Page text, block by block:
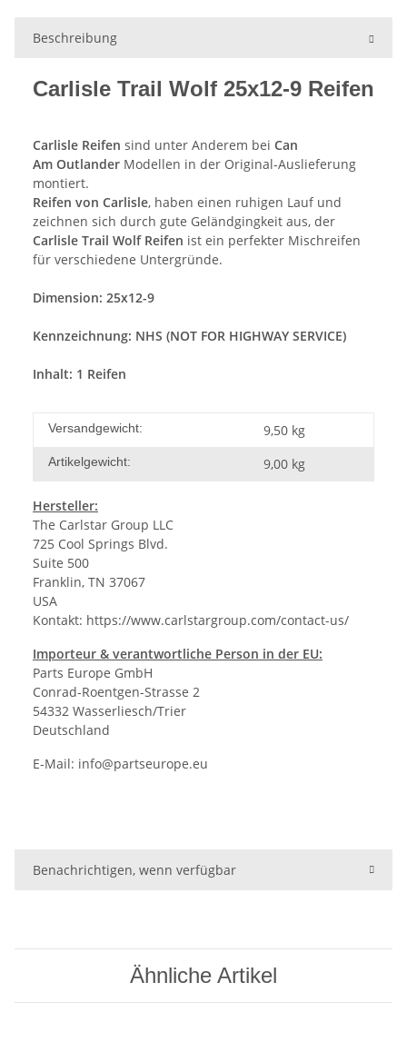
Beschreibung
Carlisle Trail Wolf 25x12-9 Reifen
Carlisle Reifen sind unter Anderem bei Can
Am Outlander Modellen in der Original-Auslieferung
montiert.
Reifen von Carlisle, haben einen ruhigen Lauf und
zeichnen sich durch gute Geländgingkeit aus, der
Carlisle Trail Wolf Reifen ist ein perfekter Mischreifen
für verschiedene Untergründe.
Dimension: 25x12-9
Kennzeichnung: NHS (NOT FOR HIGHWAY SERVICE)
Inhalt: 1 Reifen
Versandgewicht: 9,50 kg
Artikelgewicht: 9,00 kg
Hersteller:
The Carlstar Group LLC
725 Cool Springs Blvd.
Suite 500
Franklin, TN 37067
USA
Kontakt: https://www.carlstargroup.com/contact-us/
Importeur & verantwortliche Person in der EU:
Parts Europe GmbH
Conrad-Roentgen-Strasse 2
54332 Wasserliesch/Trier
Deutschland
E-Mail: info@partseurope.eu
Benachrichtigen, wenn verfügbar
Ähnliche Artikel